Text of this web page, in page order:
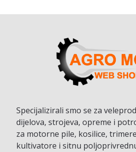
Specijalizirali smo se za
dijelova, strojeva, opreme i
za motorne pile, kosilice,
kultivatore i sitnu